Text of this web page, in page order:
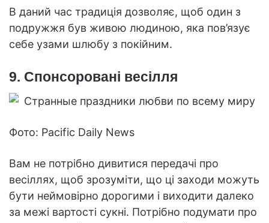
В даний час традиція дозволяє, щоб один з
подружжя був живою людиною, яка пов’язує
себе узами шлюбу з покійним.
9. Спонсоровані весілля
Фото: Pacific Daily News
Вам не потрібно дивитися передачі про
весіллях, щоб зрозуміти, що ці заходи можуть
бути неймовірно дорогими і виходити далеко
за межі вартості сукні. Потрібно подумати про